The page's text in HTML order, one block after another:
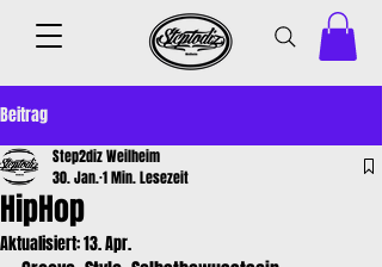
Beitrag
HipHop
Step2diz Weilheim
30. Jan.1 Min. Lesezeit
Aktualisiert:13. Apr.